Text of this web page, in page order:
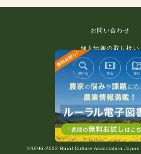
お問い合わせ
個人情報の取り扱い
免責事項
利用規約
推奨環境
著作権等について
©1996-2022 Rural Culture Association Japan.